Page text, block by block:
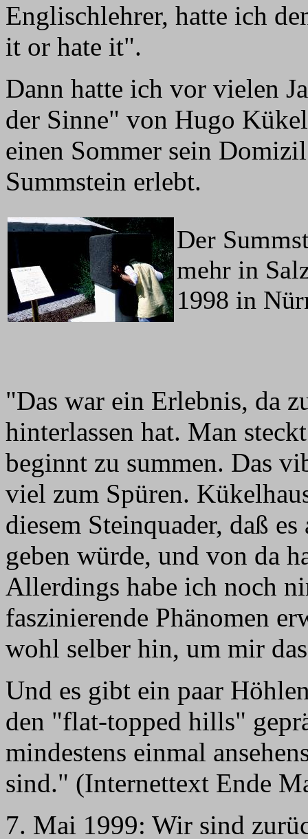
Englischlehrer, hatte ich
it or hate it".
Dann hatte ich vor vielen
der Sinne" von Hugo
einen Sommer sein
Summstein erlebt.
Der
mehr in
1998 in
"Das war ein Erlebnis, da
hinterlassen hat. Man
beginnt zu summen. Das
viel zum Spüren.
diesem Steinquader, daß
geben würde, und von da
Allerdings habe ich noch
faszinierende Phänomen
wohl selber hin, um mir
Und es gibt ein paar
den "flat-topped hills"
mindestens einmal
sind." (Internettext Ende
7. Mai 1999: Wir sind